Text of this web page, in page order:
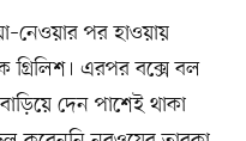
পর হাওয়ায়
গ্রিলিশ। এরপর বক্সে বল
দেন পাশেই থাকা